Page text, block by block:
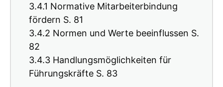
3.4.1 Normative Mitarbeiterbindung
fördern S. 81
3.4.2 Normen und Werte beeinflussen S.
82
3.4.3 Handlungsmöglichkeiten für
Führungskräfte S. 83